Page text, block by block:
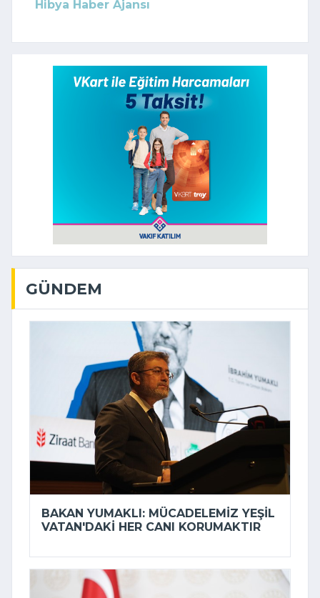
Hibya Haber Ajansı
GÜNDEM
BAKAN YUMAKLI: MÜCADELEMIZ YEŞIL
VATAN'DAKI HER CANI KORUMAKTIR